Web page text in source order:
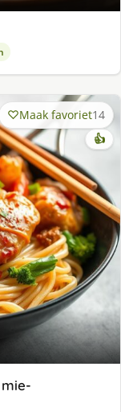
Maak favoriet14
👍